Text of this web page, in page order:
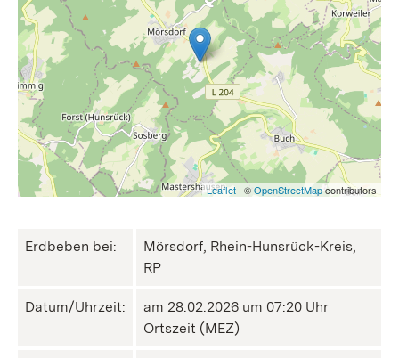
Leaflet | ©OpenStreetMapcontributors
Erdbeben bei:
Mörsdorf, Rhein-Hunsrück-Kreis,
RP
Datum/Uhrzeit:
am 28.02.2026 um 07:20 Uhr
Ortszeit (MEZ)